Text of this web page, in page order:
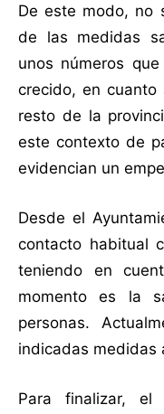
De este modo, no
de las medidas
unos números
crecido, en
resto de la
este contexto de
evidencian un
Desde el
contacto habitual
teniendo en
momento es la
personas.
indicadas medidas
Para finalizar, el